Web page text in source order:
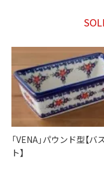
「VENA」パウンド型【バ
ト】